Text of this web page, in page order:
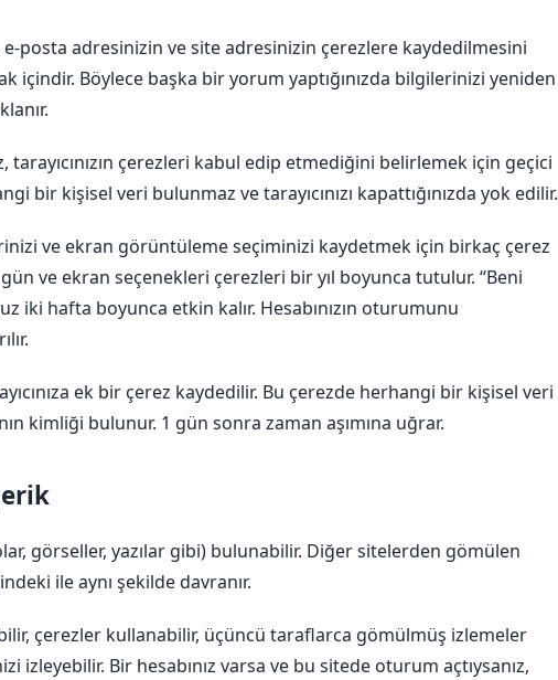
e-posta adresinizin ve site adresinizin çerezlere kaydedilmesini
içindir. Böylece başka bir yorum yaptığınızda bilgilerinizi yeniden
tarayıcınızın çerezleri kabul edip etmediğini belirlemek için geçici
bir kişisel veri bulunmaz ve tarayıcınızı kapattığınızda yok edilir.
ve ekran görüntüleme seçiminizi kaydetmek için birkaç çerez
ve ekran seçenekleri çerezleri bir yıl boyunca tutulur. “Beni
iki hafta boyunca etkin kalır. Hesabınızın oturumunu
ek bir çerez kaydedilir. Bu çerezde herhangi bir kişisel veri
kimliği bulunur. 1 gün sonra zaman aşımına uğrar.
görseller, yazılar gibi) bulunabilir. Diğer sitelerden gömülen
ile aynı şekilde davranır.
çerezler kullanabilir, üçüncü taraflarca gömülmüş izlemeler
Bir hesabınız varsa ve bu sitede oturum açtıysanız,